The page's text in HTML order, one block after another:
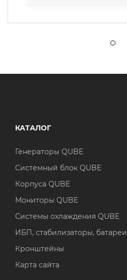
КАТАЛОГ
Генераторы QUBE
Системный блок QUBE
Корпуса QUBE
Мониторы QUBE
Системы охлаждения QUBE
ИБП, стабилизаторы, батареи
Кронштейны
Карта сайта